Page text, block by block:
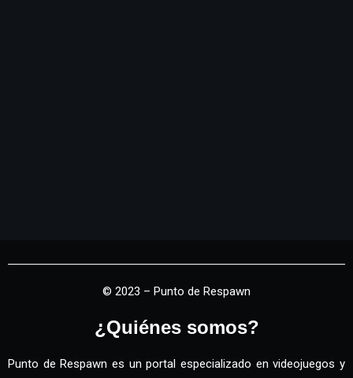
© 2023 – Punto de Respawn
¿Quiénes somos?
Punto de Respawn es un portal especializado en videojuegos y